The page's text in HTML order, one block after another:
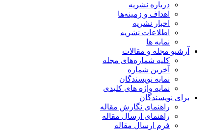
درباره نشریه
اهداف و زمینه‌ها
اخبار نشریه
اطلاعات نشریه
نمایه ها
آرشیو مجله و مقالات
کلیه شماره‌های مجله
آخرین شماره
نمایه نویسندگان
نمایه واژه های کلیدی
برای نویسندگان
راهنمای نگارش مقاله
راهنمای ارسال مقاله
فرم ارسال مقاله